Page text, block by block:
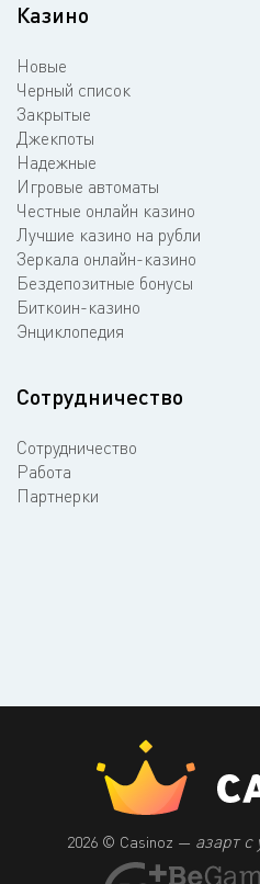
Казино
Новые
Черный список
Закрытые
Джекпоты
Надежные
Игровые автоматы
Честные онлайн казино
Лучшие казино на рубли
Зеркала онлайн-казино
Бездепозитные бонусы
Биткоин-казино
Энциклопедия
Сотрудничество
Сотрудничество
Работа
Партнерки
2026 © Casinoz — азарт